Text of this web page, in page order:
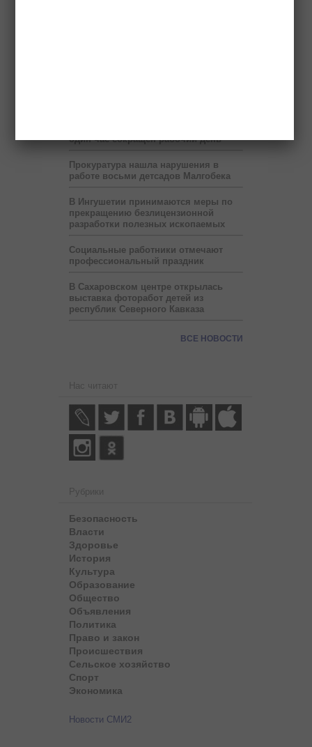
один час сокращен рабочий день
Прокуратура нашла нарушения в
работе восьми детсадов Малгобека
В Ингушетии принимаются меры по
прекращению безлицензионной
разработки полезных ископаемых
Социальные работники отмечают
профессиональный праздник
В Сахаровском центре открылась
выставка фоторабот детей из
республик Северного Кавказа
ВСЕ НОВОСТИ
Нас читают
Рубрики
Безопасность
Власти
Здоровье
История
Культура
Образование
Общество
Объявления
Политика
Право и закон
Происшествия
Сельское хозяйство
Спорт
Экономика
Новости СМИ2